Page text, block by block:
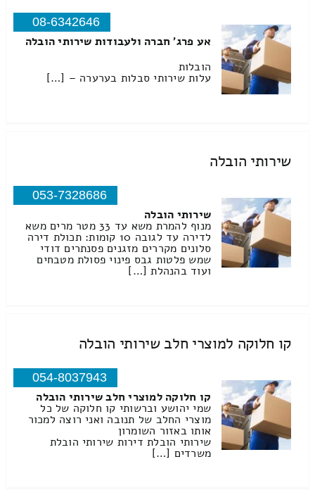
08-6342646
אע פרג' חברה ולעבודות שירותי הובלה
הובלות
עלות שירותי סבלות בערערה – […]
שירותי הובלה
053-7328686
שירותי הובלה
מנוף להמרת משא עד 33 מטר מרים משא
לדירה עד לגובה 10 קומות: תכולת דירה
סלונים מקררים מזגנים פסנתרים דודי
שמש פלטות גבס פינוי פסולת מטבחים
ועוד בהנהלת […]
קו חלוקה למוצרי חלב שירותי הובלה
054-8037943
קו חלוקה למוצרי חלב שירותי הובלה
שמי יהושע וברשותי קו חלוקה של כל
מוצרי החלב של תנובה ואני רוצה למכור
אותו באזור השומרון
שירותי הובלת דירות שירותי הובלת
משרדים […]